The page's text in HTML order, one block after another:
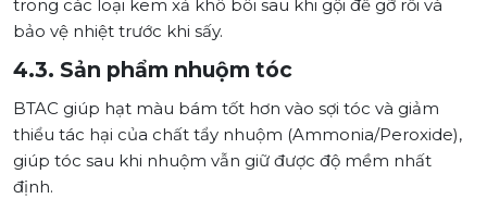
trong các loại kem xả khô bôi sau khi gội để gỡ rối và
bảo vệ nhiệt trước khi sấy.
4.3. Sản phẩm nhuộm tóc
BTAC giúp hạt màu bám tốt hơn vào sợi tóc và giảm
thiểu tác hại của chất tẩy nhuộm (Ammonia/Peroxide),
giúp tóc sau khi nhuộm vẫn giữ được độ mềm nhất
định.